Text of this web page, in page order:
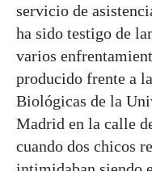
servicio de
ha sido testigo de
varios
producido frente a
Biológicas de la
Madrid en la calle
cuando dos chicos